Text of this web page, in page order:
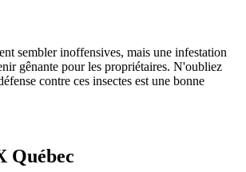
sembler inoffensives, mais une infestation
gênante pour les propriétaires. N'oubliez
contre ces insectes est une bonne
Québec